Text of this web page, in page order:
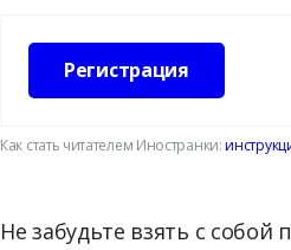
Регистрация
Как стать читателем Иностранки:
Не забудьте взять с